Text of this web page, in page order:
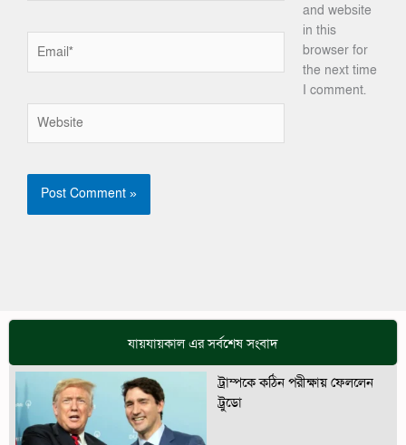
and website
in this
browser for
the next time
I comment.
যায়যায়কাল এর সর্বশেষ সংবাদ
ট্রাম্পকে কঠিন পরীক্ষায় ফেললেন
ট্রুডো